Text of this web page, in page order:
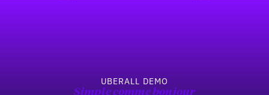
UBERALL DEMO
Simple comme bonjour